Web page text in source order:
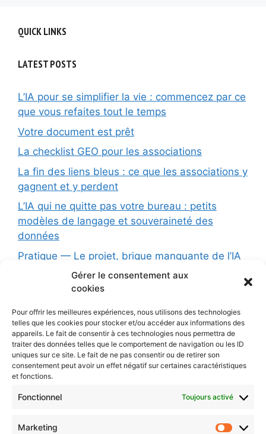
Gérer le consentement aux
cookies
Pour offrir les meilleures expériences, nous utilisons des technologies
telles que les cookies pour stocker et/ou accéder aux informations des
appareils. Le fait de consentir à ces technologies nous permettra de
traiter des données telles que le comportement de navigation ou les ID
uniques sur ce site. Le fait de ne pas consentir ou de retirer son
consentement peut avoir un effet négatif sur certaines caractéristiques
et fonctions.
Fonctionnel Toujours activé
Marketing
QUICK LINKS
LATEST POSTS
L’IA pour se simplifier la vie : commencez par ce
que vous refaites tout le temps
Votre document est prêt
La checklist GEO pour les associations
La fin des liens bleus : ce que les associations y
gagnent et y perdent
L’IA qui ne quitte pas votre bureau : petits
modèles de langage et souveraineté des
données
Pratique — Le projet, brique manquante de l’IA
conversationnelle
Formation (1 jour): L’Intelligence Artificielle au
limites et précautions
Les principes d’une charte éthique pour l’IA
L’IA dans votre organisation : dépasser la
simple charte pour une vraie stratégie
Protégé : AI